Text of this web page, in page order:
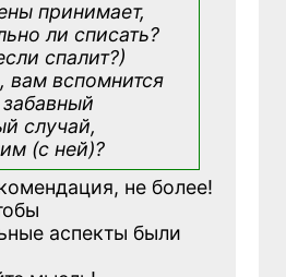
принимает,
ли списать?
спалит?)
вам вспомнится
забавный
случай,
(с ней)?
не более!
аспекты были